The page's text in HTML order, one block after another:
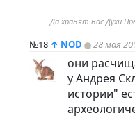
----------
Да хранят нас Духи
№18 ↑ NOD 28 мая
они
у Андрея
истории"